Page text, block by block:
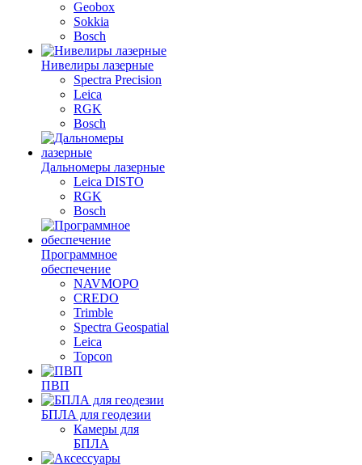
Geobox
Sokkia
Bosch
Нивелиры лазерные
Spectra Precision
Leica
RGK
Bosch
Дальномеры лазерные
Leica DISTO
RGK
Bosch
Программное
обеспечение
NAVMOPO
CREDO
Trimble
Spectra Geospatial
Leica
Topcon
ПВП
БПЛА для геодезии
Камеры для
БПЛА